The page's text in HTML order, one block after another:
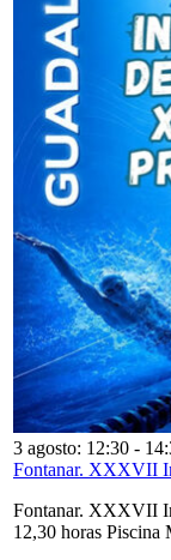
3 agosto: 12:30 -
Fontanar. XXXVII
Fontanar. XXXVII
12,30 horas Piscina